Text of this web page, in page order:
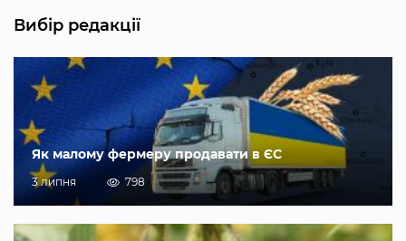
Вибір редакції
Як малому фермеру продавати в ЄС
3 липня 798